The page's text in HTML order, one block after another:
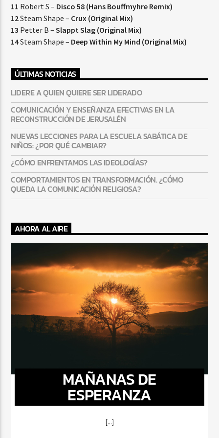
11 Robert S – Disco 58 (Hans Bouffmyhre Remix)
12Steam Shape – Crux (Original Mix)
13 Petter B –Slappt Slag (Original Mix)
14Steam Shape – Deep Within My Mind (Original Mix)
ÚLTIMAS NOTICIAS
LIDERE A QUIEN QUIERE SER LIDERADO
COMUNICACIÓN Y ENSEÑANZA EFECTIVAS EN LA
RECONSTRUCCIÓN DE JERUSALÉN
NUEVAS LECCIONES PARA LA ESCUELA SABÁTICA DE
NIÑOS: ¿POR QUÉ CAMBIAR?
¿CÓMO ENFRENTAMOS LAS IDEOLOGÍAS?
COMPORTAMIENTOS EN TRANSFORMACIÓN. ¿CÓMO
QUEDA LA COMUNICACIÓN RELIGIOSA?
AHORA AL AIRE
MAÑANAS DE
ESPERANZA
[...]